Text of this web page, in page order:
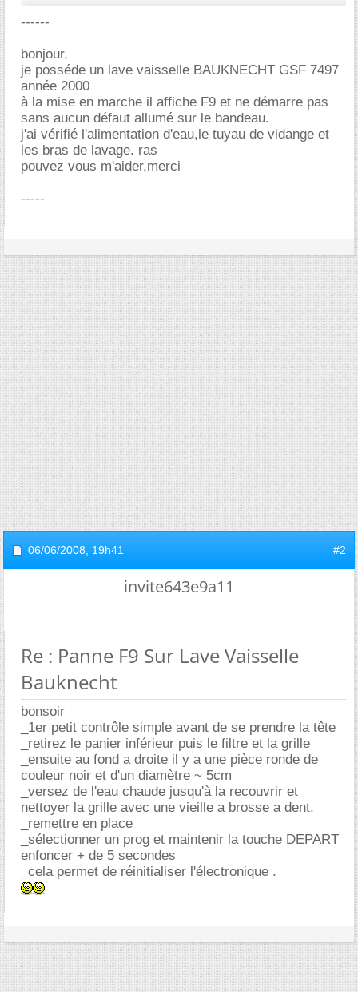
------
bonjour,
je posséde un lave vaisselle BAUKNECHT GSF 7497
année 2000
à la mise en marche il affiche F9 et ne démarre pas
sans aucun défaut allumé sur le bandeau.
j'ai vérifié l'alimentation d'eau,le tuyau de vidange et
les bras de lavage. ras
pouvez vous m'aider,merci
-----
06/06/2008, 19h41 #2
invite643e9a11
Re : Panne F9 Sur Lave Vaisselle
Bauknecht
bonsoir
_1er petit contrôle simple avant de se prendre la tête
_retirez le panier inférieur puis le filtre et la grille
_ensuite au fond a droite il y a une pièce ronde de
couleur noir et d'un diamètre ~ 5cm
_versez de l'eau chaude jusqu'à la recouvrir et
nettoyer la grille avec une vieille a brosse a dent.
_remettre en place
_sélectionner un prog et maintenir la touche DEPART
enfoncer + de 5 secondes
_cela permet de réinitialiser l'électronique .